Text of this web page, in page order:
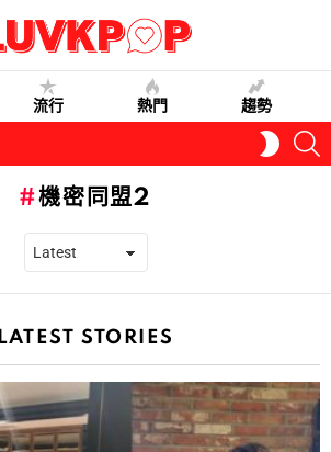
流行 熱門 趨勢
SKIN
機密同盟2
LATEST STORIES